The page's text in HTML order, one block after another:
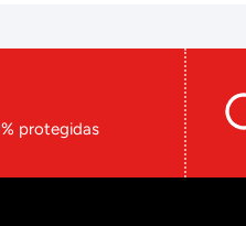
protegidas